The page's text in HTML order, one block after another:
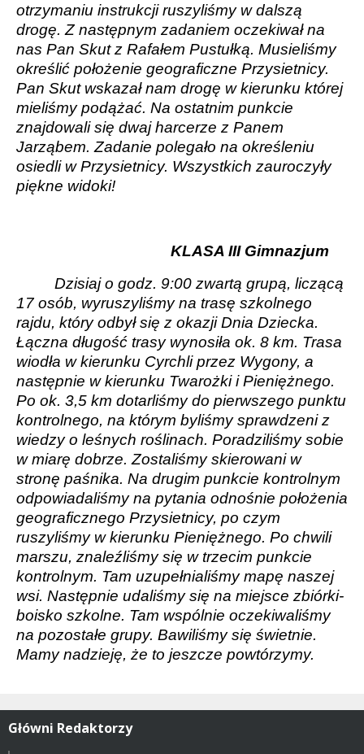
otrzymaniu instrukcji ruszyliśmy w dalszą
drogę. Z następnym zadaniem oczekiwał na
nas Pan Skut z Rafałem Pustułką. Musieliśmy
określić położenie geograficzne Przysietnicy.
Pan Skut wskazał nam drogę w kierunku której
mieliśmy podążać. Na ostatnim punkcie
znajdowali się dwaj harcerze z Panem
Jarząbem. Zadanie polegało na określeniu
osiedli w Przysietnicy. Wszystkich zauroczyły
piękne widoki!
KLASA III Gimnazjum
Dzisiaj o godz. 9:00 zwartą grupą, liczącą
17 osób, wyruszyliśmy na trasę szkolnego
rajdu, który odbył się z okazji Dnia Dziecka.
Łączna długość trasy wynosiła ok. 8 km. Trasa
wiodła w kierunku Cyrchli przez Wygony, a
następnie w kierunku Twarożki i Pieniężnego.
Po ok. 3,5 km dotarliśmy do pierwszego punktu
kontrolnego, na którym byliśmy sprawdzeni z
wiedzy o leśnych roślinach. Poradziliśmy sobie
w miarę dobrze. Zostaliśmy skierowani w
stronę paśnika. Na drugim punkcie kontrolnym
odpowiadaliśmy na pytania odnośnie położenia
geograficznego Przysietnicy, po czym
ruszyliśmy w kierunku Pieniężnego. Po chwili
marszu, znaleźliśmy się w trzecim punkcie
kontrolnym. Tam uzupełnialiśmy mapę naszej
wsi. Następnie udaliśmy się na miejsce zbiórki-
boisko szkolne. Tam wspólnie oczekiwaliśmy
na pozostałe grupy. Bawiliśmy się świetnie.
Mamy nadzieję, że to jeszcze powtórzymy.
Główni Redaktorzy